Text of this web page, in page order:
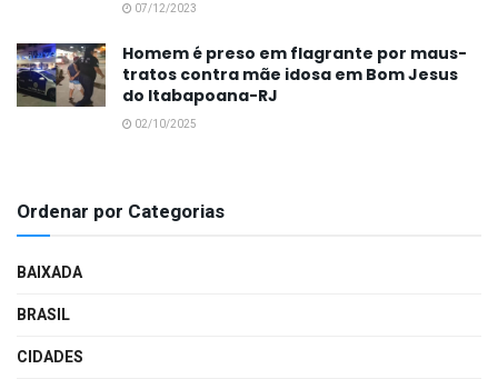
07/12/2023
Homem é preso em flagrante por maus-
tratos contra mãe idosa em Bom Jesus
do Itabapoana-RJ
02/10/2025
Ordenar por Categorias
BAIXADA
BRASIL
CIDADES